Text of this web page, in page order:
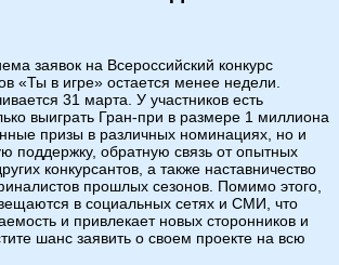
заявок на Всероссийский конкурс
«Ты в игре» остается менее недели.
31 марта. У участников есть
выиграть Гран-при в размере 1 миллиона
призы в различных номинациях, но и
поддержку, обратную связь от опытных
конкурсантов, а также наставничество
прошлых сезонов. Помимо этого,
в социальных сетях и СМИ, что
и привлекает новых сторонников и
шанс заявить о своем проекте на всю